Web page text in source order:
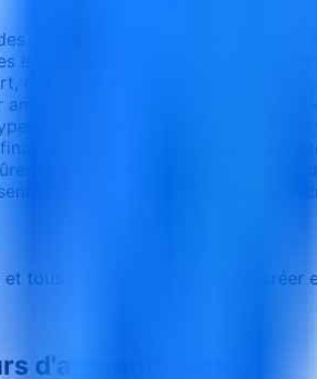
présentations à l'aide de modèles
en utilisant des principes de mise
des graphiques, des images et du
l'engagement et contrôler
des boutons d'action et des
les présentations avec les
grâce à des techniques de prise
en utilisant les outils de
tous ceux qui ont besoin de créer
d'apprentissage.